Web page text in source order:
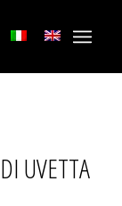
UVETTA